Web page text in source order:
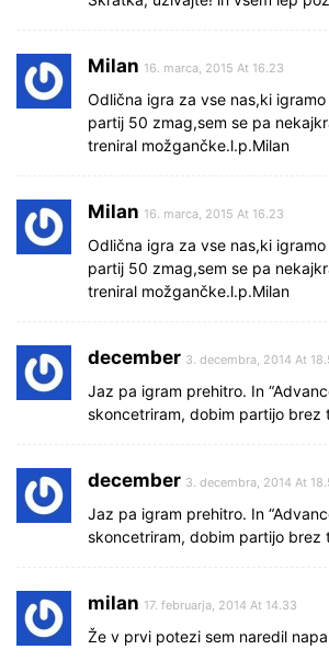
Milan 16. marca, 2015 At 16.23
Odlična igra za vse nas,ki
partij 50 zmag,sem se pa
treniral možgančke.l.p.Milan
Milan 16. marca, 2015 At 16.23
Odlična igra za vse nas,ki
partij 50 zmag,sem se pa
treniral možgančke.l.p.Milan
december 3. decembra, 2014 At
Jaz pa igram prehitro. In
skoncetriram, dobim partijo brez
december 3. decembra, 2014 At
Jaz pa igram prehitro. In
skoncetriram, dobim partijo brez
milan 17. februarja, 2014 At 14.33
Že v prvi potezi sem naredil